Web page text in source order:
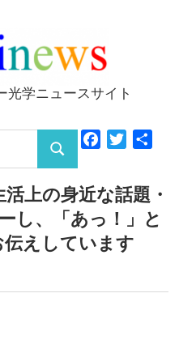
光学ニュースサイト
検
索
FacebookTwitter
上の身近な話題・
し、「あっ！」と
えしています